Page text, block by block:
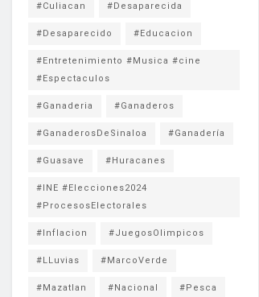
#Culiacan #Desaparecida
#Desaparecido #Educacion
#Entretenimiento #Musica #cine
#Espectaculos
#Ganaderia #Ganaderos
#GanaderosDeSinaloa #Ganadería
#Guasave #Huracanes
#INE #Elecciones2024
#ProcesosElectorales
#Inflacion #JuegosOlimpicos
#LLuvias #MarcoVerde
#Mazatlan #Nacional #Pesca